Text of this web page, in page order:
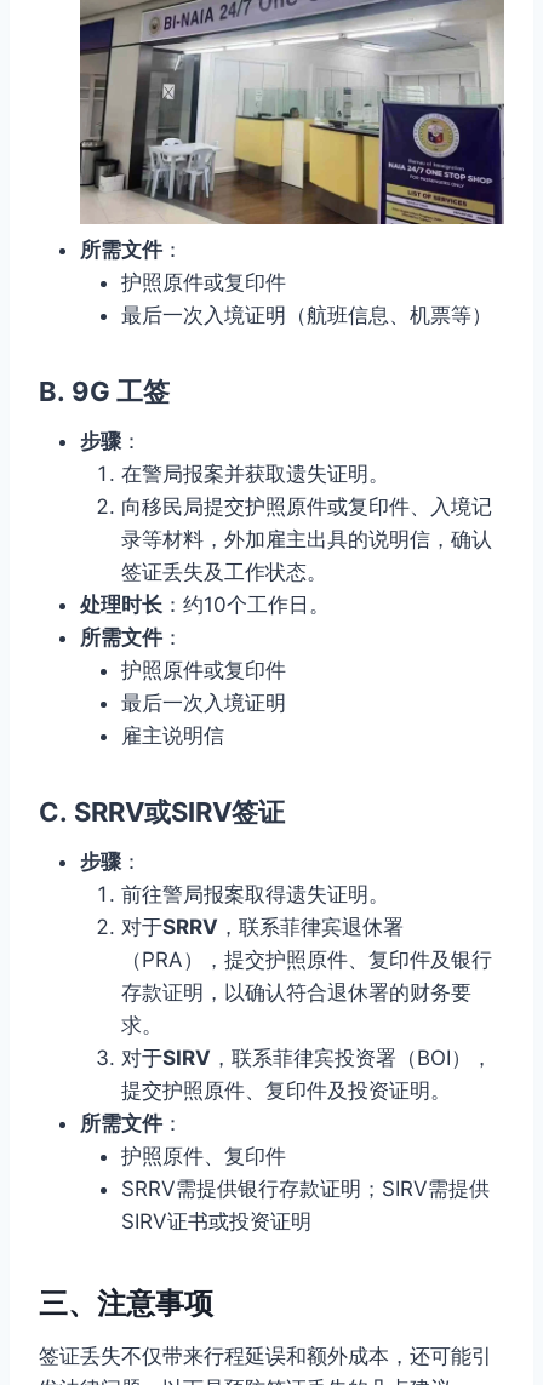
所需文件 ：
护照原件或复印件
最后一次入境证明（航班信息、机票等）
B. 9G 工签
步骤 ：
在警局报案并获取遗失证明。
向移民局提交护照原件或复印件、入境记
录等材料，外加雇主出具的说明信，确认
签证丢失及工作状态。
处理时长 ：约10个工作日。
所需文件 ：
护照原件或复印件
最后一次入境证明
雇主说明信
C. SRRV或SIRV签证
步骤 ：
前往警局报案取得遗失证明。
对于SRRV ，联系菲律宾退休署
（PRA），提交护照原件、复印件及银行
存款证明，以确认符合退休署的财务要
求。
对于SIRV ，联系菲律宾投资署（BOI），
提交护照原件、复印件及投资证明。
所需文件 ：
护照原件、复印件
SRRV需提供银行存款证明；SIRV需提供
SIRV证书或投资证明
三、注意事项
签证丢失不仅带来行程延误和额外成本，还可能引